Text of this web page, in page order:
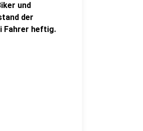
und
der
Fahrer heftig.